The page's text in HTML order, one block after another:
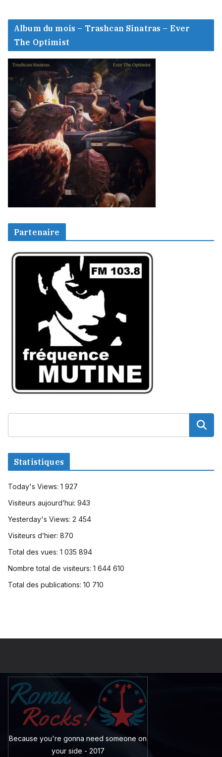
Album du mois – Trashcan Sinatras – Ever
The Optimist
Partenaire
Statistiques
Today's Views: 1 927
Visiteurs aujourd’hui: 943
Yesterday's Views: 2 454
Visiteurs d’hier: 870
Total des vues: 1 035 894
Nombre total de visiteurs: 1 644 610
Total des publications: 10 710
Because you're gonna need someone on
your side - 2017